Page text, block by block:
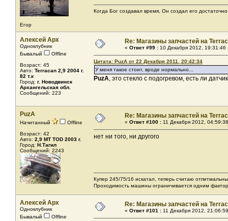
Егор
Когда Бог создавал время, Он создал его достаточно
Алексей Арх
Одноклубник
Бывалый
Offline
Возраст: 45
Авто: Terracan 2,9 2004 г.
82 т.к
Город: г. Новодвинск
Архангельская обл.
Сообщений: 223
Re: Магазины запчастей на
« Ответ #99 : 10 Декабря 2012, 19:31:46
Цитата: PuzA от 22 Декабря 2011, 20:42:34
У меня такое стоит, вроде нормально...
PuzA, это стекло с подогревом, есть ли
PuzA
Начитанный
Offline
Возраст: 42
Авто: 2,9 MT TOD 2003 г.
Город: Н.Тагил
Сообщений: 2243
Re: Магазины запчастей на
« Ответ #100 : 11 Декабря 2012,
нет ни того, ни другого
Купер 245/75/16 искатал, теперь считаю
Проходимость машины ограничивается одним
Алексей Арх
Одноклубник
Бывалый
Offline
Re: Магазины запчастей на
« Ответ #101 : 11 Декабря 2012,